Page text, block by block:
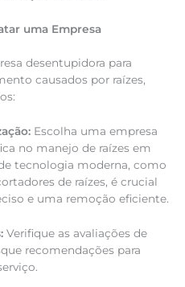
uma Empresa
desentupidora para
causados por raízes,
Escolha uma empresa
no manejo de raízes em
tecnologia moderna, como
de raízes, é crucial
e uma remoção eficiente.
Verifique as avaliações de
recomendações para